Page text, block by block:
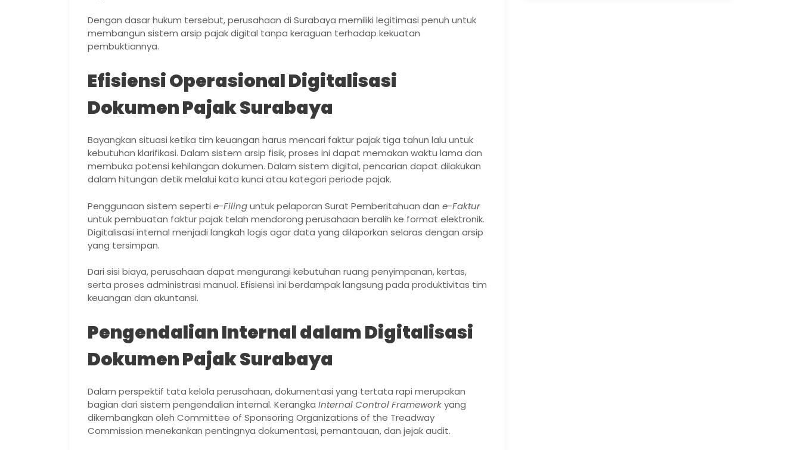
Dengan dasar hukum tersebut, perusahaan di Surabaya memiliki legitimasi penuh untuk
membangun sistem arsip pajak digital tanpa keraguan terhadap kekuatan
pembuktiannya.
Efisiensi Operasional Digitalisasi
Dokumen Pajak Surabaya
Bayangkan situasi ketika tim keuangan harus mencari faktur pajak tiga tahun lalu untuk
kebutuhan klarifikasi. Dalam sistem arsip fisik, proses ini dapat memakan waktu lama dan
membuka potensi kehilangan dokumen. Dalam sistem digital, pencarian dapat dilakukan
dalam hitungan detik melalui kata kunci atau kategori periode pajak.
Penggunaan sistem seperti e-Filinguntuk pelaporan Surat Pemberitahuan dan e-Faktur
untuk pembuatan faktur pajak telah mendorong perusahaan beralih ke format elektronik.
Digitalisasi internal menjadi langkah logis agar data yang dilaporkan selaras dengan arsip
yang tersimpan.
Dari sisi biaya, perusahaan dapat mengurangi kebutuhan ruang penyimpanan, kertas,
serta proses administrasi manual. Efisiensi ini berdampak langsung pada produktivitas tim
keuangan dan akuntansi.
Pengendalian Internal dalam Digitalisasi
Dokumen Pajak Surabaya
Dalam perspektif tata kelola perusahaan, dokumentasi yang tertata rapi merupakan
bagian dari sistem pengendalian internal. Kerangka Internal Control Frameworkyang
dikembangkan oleh Committee of Sponsoring Organizations of the Treadway
Commission menekankan pentingnya dokumentasi, pemantauan, dan jejak audit.